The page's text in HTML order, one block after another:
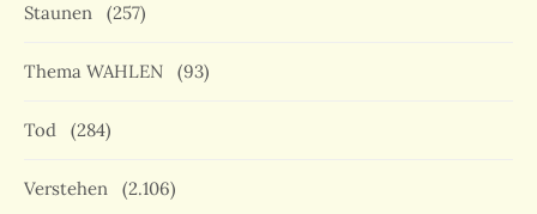
Staunen (257)
Thema WAHLEN (93)
Tod (284)
Verstehen (2.106)